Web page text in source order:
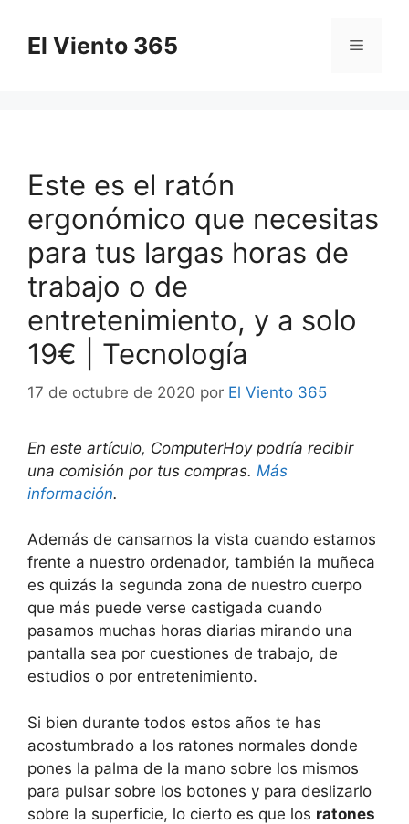
contenido
El Viento 365 Menú
Este es el ratón
ergonómico que necesitas
para tus largas horas de
trabajo o de
entretenimiento, y a solo
19€ | Tecnología
17 de octubre de 2020 por El Viento 365
En este artículo, ComputerHoy podría recibir
una comisión por tus compras. Más
información.
Además de cansarnos la vista cuando estamos
frente a nuestro ordenador, también la muñeca
es quizás la segunda zona de nuestro cuerpo
que más puede verse castigada cuando
pasamos muchas horas diarias mirando una
pantalla sea por cuestiones de trabajo, de
estudios o por entretenimiento.
Si bien durante todos estos años te has
acostumbrado a los ratones normales donde
pones la palma de la mano sobre los mismos
para pulsar sobre los botones y para deslizarlo
sobre la superficie, lo cierto es que los ratones